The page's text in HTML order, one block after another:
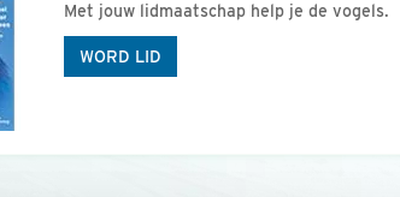
Met jouw lidmaatschap help je de vogels.
WORD LID